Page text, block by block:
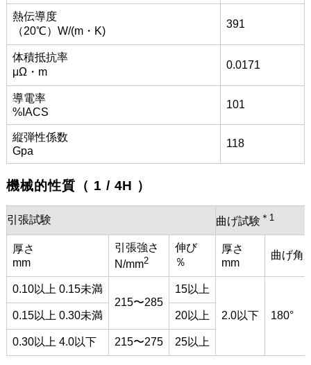
熱伝導度
（20℃）W/(m・K)
391
体積抵抗率
μΩ・m
0.0171
導電率
%IACS
101
縦弾性係数
Gpa
118
機械的性質（ 1 / 4H ）
引張試験 曲げ試験 ＊1
厚さ
mm
引張強さ
N/mm2
伸び
％
厚さ
mm
曲げ角
0.10以上 0.15未満
215〜285
15以上
2.0以下 180°
0.15以上 0.30未満 20以上
0.30以上 4.0以下 215〜275 25以上